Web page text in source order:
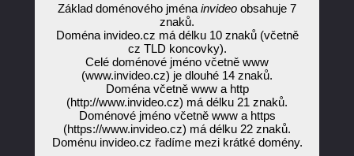
Základ doménového jména invideo obsahuje 7
znaků.
Doména invideo.cz má délku 10 znaků (včetně
cz TLD koncovky).
Celé doménové jméno včetně www
(www.invideo.cz) je dlouhé 14 znaků.
Doména včetně www a http
(http://www.invideo.cz) má délku 21 znaků.
Doménové jméno včetně www a https
(https://www.invideo.cz) má délku 22 znaků.
Doménu invideo.cz řadíme mezi krátké domény.